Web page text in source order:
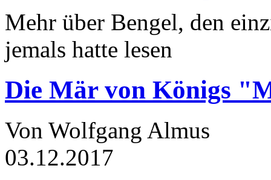
Mehr über Bengel, den
jemals hatte lesen
Die Mär von Königs
Von Wolfgang Almus
03.12.2017